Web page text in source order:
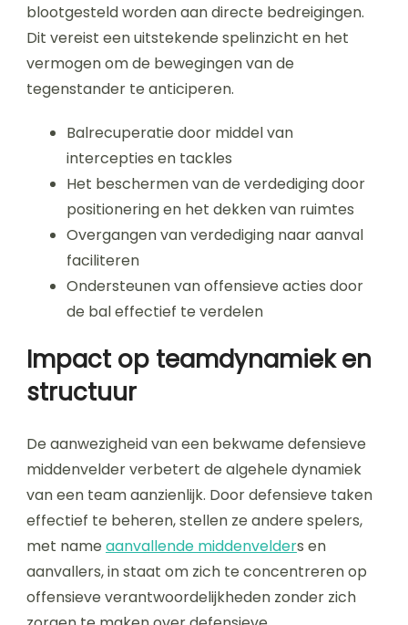
blootgesteld worden aan directe bedreigingen.
Dit vereist een uitstekende spelinzicht en het
vermogen om de bewegingen van de
tegenstander te anticiperen.
Balrecuperatie door middel van
intercepties en tackles
Het beschermen van de verdediging door
positionering en het dekken van ruimtes
Overgangen van verdediging naar aanval
faciliteren
Ondersteunen van offensieve acties door
de bal effectief te verdelen
Impact op teamdynamiek en
structuur
De aanwezigheid van een bekwame defensieve
middenvelder verbetert de algehele dynamiek
van een team aanzienlijk. Door defensieve taken
effectief te beheren, stellen ze andere spelers,
met name aanvallende middenvelders en
aanvallers, in staat om zich te concentreren op
offensieve verantwoordelijkheden zonder zich